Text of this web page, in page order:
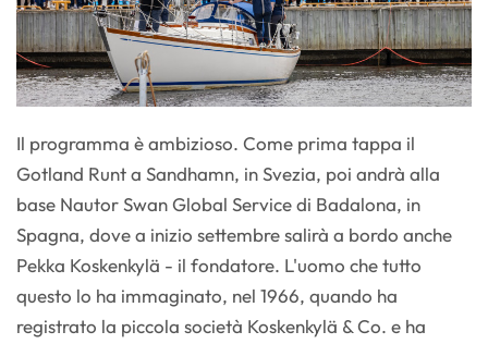
Il programma è ambizioso. Come prima tappa il
Gotland Runt a Sandhamn, in Svezia, poi andrà alla
base Nautor Swan Global Service di Badalona, in
Spagna, dove a inizio settembre salirà a bordo anche
Pekka Koskenkylä - il fondatore. L'uomo che tutto
questo lo ha immaginato, nel 1966, quando ha
registrato la piccola società Koskenkylä & Co. e ha